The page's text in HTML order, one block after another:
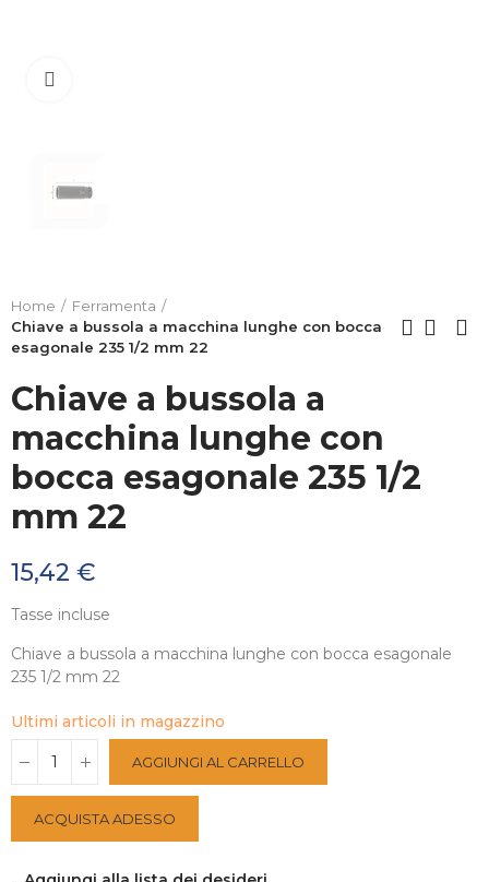
Home
Ferramenta
Chiave a bussola a macchina lunghe con bocca
esagonale 235 1/2 mm 22
Chiave a bussola a
macchina lunghe con
bocca esagonale 235 1/2
mm 22
15,42 €
Tasse incluse
Chiave a bussola a macchina lunghe con bocca esagonale
235 1/2 mm 22
Ultimi articoli in magazzino
AGGIUNGI AL CARRELLO
ACQUISTA ADESSO